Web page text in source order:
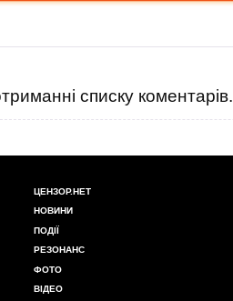
списку коментарів.
ЦЕНЗОР.НЕТ
НОВИНИ
ПОДІЇ
РЕЗОНАНС
ФОТО
ВІДЕО